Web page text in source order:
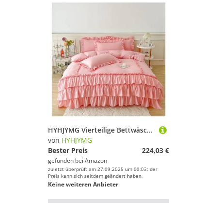
HYHJYMG Vierteilige Bettwäsche-Set Ruffle Queen Twin Gewaschene Mikrofaser-Bettwäsche Shabby Chic Bauernhaus Duvet Cover Kissen Shams Bett Vier Teile Set (Bianco-King 220x240 cm 3pcs
von HYHJYMG
Bester Preis
224,03 €
gefunden bei Amazon
zuletzt überprüft am 27.09.2025 um 00:03; der
Preis kann sich seitdem geändert haben.
Keine weiteren Anbieter